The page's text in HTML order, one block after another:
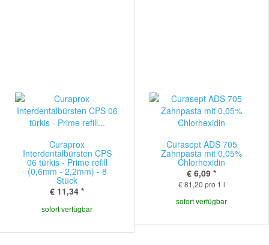
Curaprox
Interdentalbürsten CPS
06 türkis - Prime refill
(0,6mm - 2,2mm) - 8
Stück
€ 11,34 *
sofort verfügbar
Curasept ADS 705
Zahnpasta mit 0,05%
Chlorhexidin
€ 6,09 *
€ 81,20 pro 1 l
sofort verfügbar